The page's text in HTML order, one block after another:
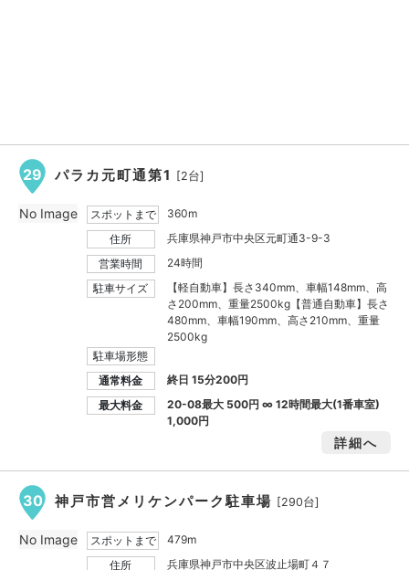
29 パラカ元町通第1 [2台]
スポットまで
360m
住所
兵庫県神戸市中央区元町通3-9-3
営業時間
24時間
駐車サイズ
【軽自動車】長さ340mm、車幅148mm、高
さ200mm、重量2500kg【普通自動車】長さ
480mm、車幅190mm、高さ210mm、重量
2500kg
駐車場形態
通常料金
終日 15分200円
最大料金
20-08最大 500円∞ 12時間最大(1番車室)
1,000円
詳細へ
No Image
30 神戸市営メリケンパーク駐車場 [290台]
スポットまで
479m
住所
兵庫県神戸市中央区波止場町４７
No Image